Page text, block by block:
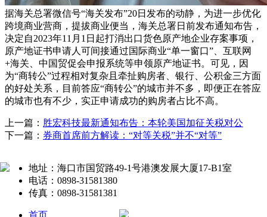
据海关总署微信号“海关发布”20日发布的动静，为进一步优化
跨境商业营商，提拔商业便当，海关总署日前发布通知布告，
决定自2023年11月1日起打消出口货色原产地企业存案事项，
原产地证书申请人可间接通过国际商业“单一窗口”、互联网
+海关、中国贸促会申报系统等申领原产地证书。可见，因
为“商转公”过程相对复杂且牵扯购房者、银行、公积金三方面
的好处关系，目前答应“商转公”的城市并不多，即便正在答应
的城市也有不少，实正申请成功的购房者占比不高。
上一篇： 胜宏科技最新通知布告：本轮美国加征关税对公
下一篇： 券商首席前方解读：“对等关税”并不“对等”
地址：海口市国贸路49-1号港澳发展大厦17-B1室
电话：0898-31581380
传真：0898-31581381
首页